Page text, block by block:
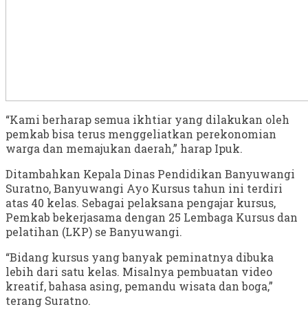
“Kami berharap semua ikhtiar yang dilakukan oleh
pemkab bisa terus menggeliatkan perekonomian
warga dan memajukan daerah,” harap Ipuk.
Ditambahkan Kepala Dinas Pendidikan Banyuwangi
Suratno, Banyuwangi Ayo Kursus tahun ini terdiri
atas 40 kelas. Sebagai pelaksana pengajar kursus,
Pemkab bekerjasama dengan 25 Lembaga Kursus dan
pelatihan (LKP) se Banyuwangi.
“Bidang kursus yang banyak peminatnya dibuka
lebih dari satu kelas. Misalnya pembuatan video
kreatif, bahasa asing, pemandu wisata dan boga,”
terang Suratno.